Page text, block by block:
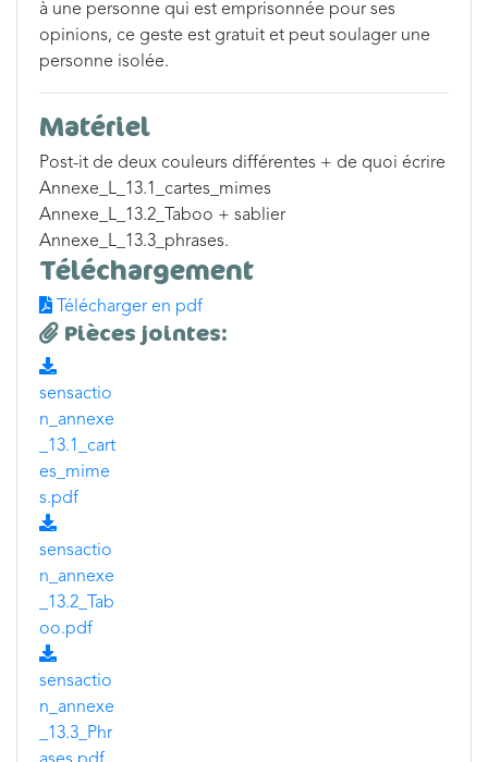
à une personne qui est emprisonnée pour ses
opinions, ce geste est gratuit et peut soulager une
personne isolée.
Matériel
Post-it de deux couleurs différentes + de quoi écrire
Annexe_L_13.1_cartes_mimes
Annexe_L_13.2_Taboo + sablier
Annexe_L_13.3_phrases.
Téléchargement
Télécharger en pdf
Pièces jointes:
sensactio
n_annexe
_13.1_cart
es_mime
s.pdf
sensactio
n_annexe
_13.2_Tab
oo.pdf
sensactio
n_annexe
_13.3_Phr